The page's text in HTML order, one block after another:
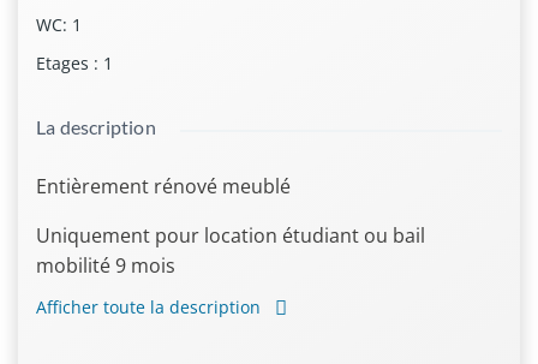
WC: 1
Etages : 1
La description
Entièrement rénové meublé
Uniquement pour location étudiant ou bail
mobilité 9 mois
Visale obligatoire
Afficher toute la description